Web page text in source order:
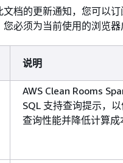
档的更新通知，您可以订
您必须为当前使用的浏览器
说明
AWS Clean Rooms
SQL 支持查询提示，
查询性能并降低计算成